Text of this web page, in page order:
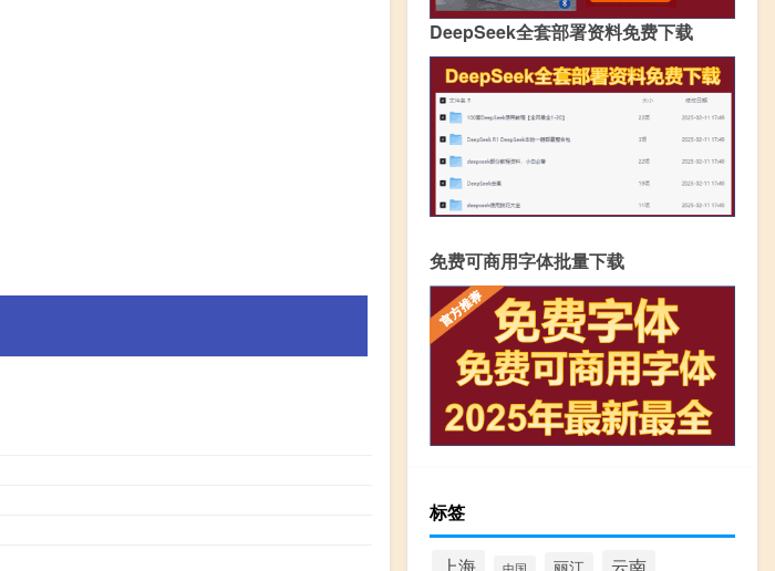
DeepSeek全套部署资料免费下载
免费可商用字体批量下载
标签
上海 云南